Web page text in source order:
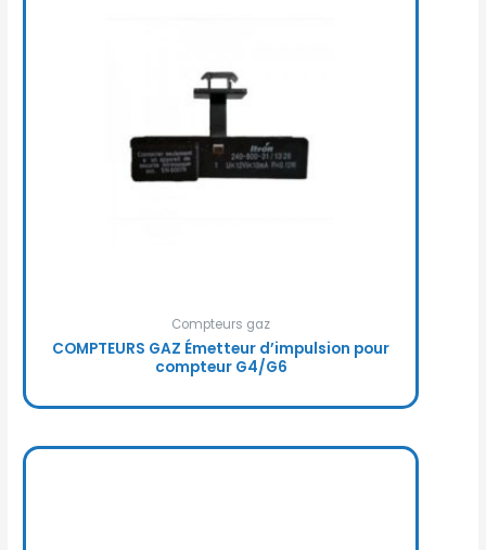
Compteurs gaz
COMPTEURS GAZ Émetteur d’impulsion pour
compteur G4/G6